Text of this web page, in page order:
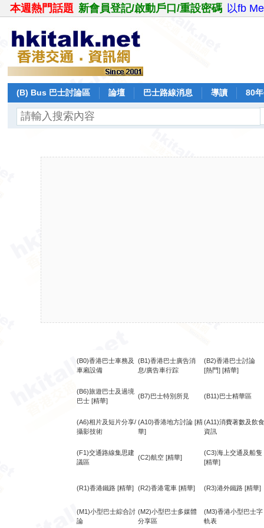
本週熱門話題 新會員登記/啟動戶口/重設密碼 以fb
(B) Bus 巴士討論區 論壇 巴士路線消息 導讀 80
(B0)香港巴士車務及
車廂設備
(B1)香港巴士廣告消
息/廣告車行踪
(B2)香港巴士討論
[熱門] [精華]
(B6)旅遊巴士及過境
巴士 [精華]
(B7)巴士特別所見 (B11)巴士精華區
(A6)相片及短片分享/
攝影技術
(A10)香港地方討論 [精
華]
(A11)消費著數及飲食
資訊
(F1)交通路線集思建
議區
(C2)航空 [精華]
(C3)海上交通及船隻
[精華]
(R1)香港鐵路 [精華] (R2)香港電車 [精華] (R3)港外鐵路 [精華]
(M1)小型巴士綜合討
論
(M2)小型巴士多媒體
分享區
(M3)香港小型巴士字
軌表